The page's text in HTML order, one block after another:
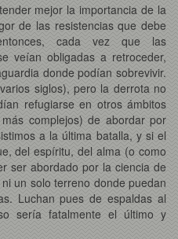
mejor la importancia de la
de las resistencias que debe
cada vez que las
veían obligadas a retroceder,
donde podían sobrevivir.
siglos), pero la derrota no
refugiarse en otros ámbitos
complejos) de abordar por
a la última batalla, y si el
del espíritu, del alma (o como
ser abordado por la ciencia de
un solo terreno donde puedan
Luchan pues de espaldas al
sería fatalmente el último y